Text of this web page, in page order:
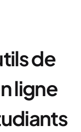
de
ligne